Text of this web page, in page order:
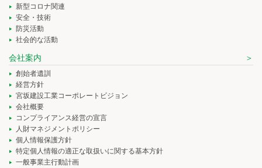
新型コロナ関連
安全・技術
防災活動
社会的な活動
会社案内
創始者遺訓
経営方針
宮坂建設工業コーポレートビジョン
会社概要
コンプライアンス経営の宣言
人財マネジメントポリシー
個人情報保護方針
特定個人情報の適正な取扱いに関する基本方針
一般事業主行動計画